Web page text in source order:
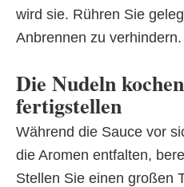
wird sie. Rühren Sie
Anbrennen zu verhindern.
Die Nudeln
fertigstellen
Während die Sauce vor
die Aromen entfalten,
Stellen Sie einen großen